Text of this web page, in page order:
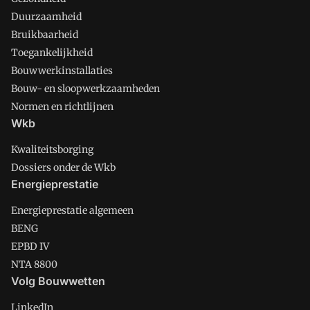
Duurzaamheid
Bruikbaarheid
Toegankelijkheid
Bouwwerkinstallaties
Bouw- en sloopwerkzaamheden
Normen en richtlijnen
Wkb
Kwaliteitsborging
Dossiers onder de Wkb
Energieprestatie
Energieprestatie algemeen
BENG
EPBD IV
NTA 8800
Volg Bouwwetten
LinkedIn